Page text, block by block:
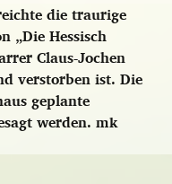
die traurige
„Die Hessisch
Claus-Jochen
verstorben ist. Die
geplante
werden. mk